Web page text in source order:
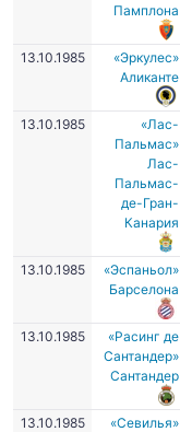
Памплона
13.10.1985
«Эркулес»
Аликанте
13.10.1985
«Лас-
Пальмас»
Лас-
Пальмас-
де-Гран-
Канария
13.10.1985
«Эспаньол»
Барселона
13.10.1985
«Расинг де
Сантандер»
Сантандер
13.10.1985
«Севилья»